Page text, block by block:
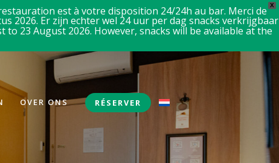
X
est à votre disposition 24/24h au bar. Merci de
2026. Er zijn echter wel 24 uur per dag snacks verkrijgbaar
23 August 2026. However, snacks will be available at the
OVER ONS RÉSERVER